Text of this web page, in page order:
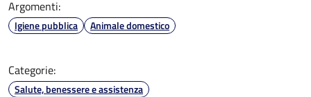
Argomenti:
Igiene pubblica Animale domestico
Categorie:
Salute, benessere e assistenza